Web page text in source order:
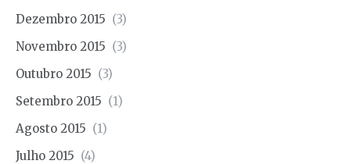
Dezembro 2015 (3)
Novembro 2015 (3)
Outubro 2015 (3)
Setembro 2015 (1)
Agosto 2015 (1)
Julho 2015 (4)